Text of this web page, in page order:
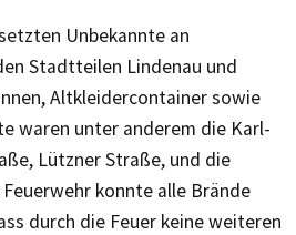
Unbekannte an
Stadtteilen Lindenau und
Altkleidercontainer sowie
waren unter anderem die Karl-
Lützner Straße, und die
konnte alle Brände
durch die Feuer keine weiteren